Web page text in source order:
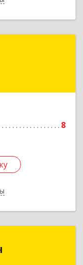
8
Петергоф г,